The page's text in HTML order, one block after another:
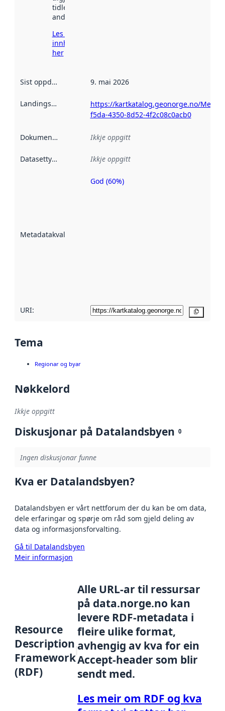
tidlegare
andre stader.
Les meir om
innhenting
her
Sist oppdatert 9. mai 2026
Landingsside
https://kartkatalog.geonorge.no/
f5da-4350-8d52-4f2c08c0acb0
Dokumentasjon Ikkje oppgitt
Datasettype Ikkje oppgitt
Metadatakvalitet
Metadatakvalitet
God (60%)
URI:
Tema
Regionar og byar
Nøkkelord
Ikkje oppgitt
Diskusjonar på Datalandsbyen 0
Ingen diskusjonar funne
Kva er Datalandsbyen?
Datalandsbyen er vårt nettforum der du kan be om data,
dele erfaringar og spørje om råd som gjeld deling av
data og informasjonsforvalting.
Gå til Datalandsbyen
Meir informasjon
Resource
Description
Framework
(RDF)
Alle URL-ar til ressursar
på data.norge.no kan
levere RDF-metadata i
fleire ulike format,
avhengig av kva for ein
Accept-header som blir
sendt med.
Les meir om RDF og kva